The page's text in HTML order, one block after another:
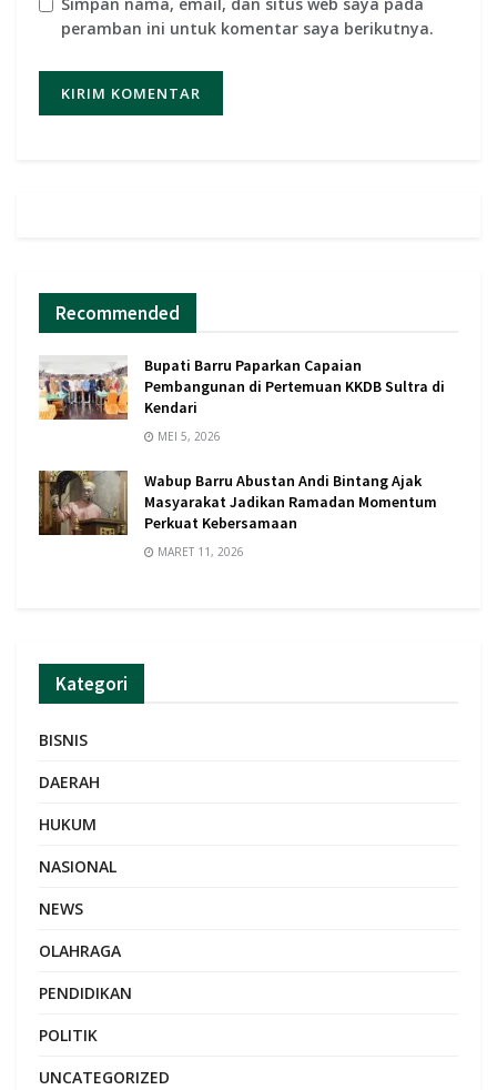
Simpan nama, email, dan situs web saya pada
peramban ini untuk komentar saya berikutnya.
Recommended
Bupati Barru Paparkan Capaian
Pembangunan di Pertemuan KKDB Sultra di
Kendari
MEI 5, 2026
Wabup Barru Abustan Andi Bintang Ajak
Masyarakat Jadikan Ramadan Momentum
Perkuat Kebersamaan
MARET 11, 2026
Kategori
BISNIS
DAERAH
HUKUM
NASIONAL
NEWS
OLAHRAGA
PENDIDIKAN
POLITIK
UNCATEGORIZED